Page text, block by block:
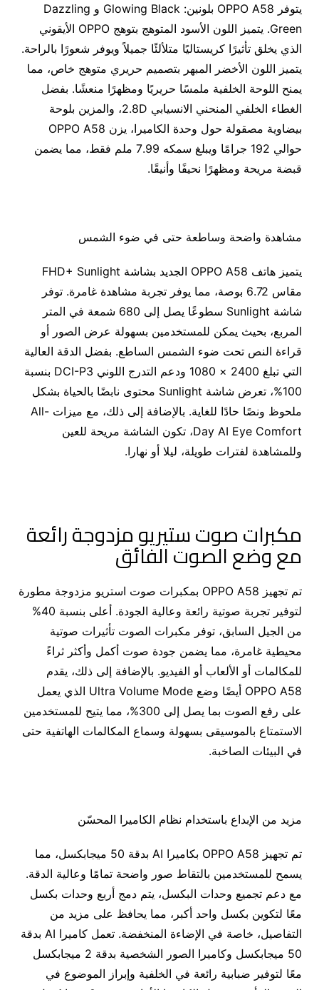
يتوفر OPPO A58 بلونين: Glowing Black و Dazzling
Green. يتميز اللون الأسود المتوهج بتوهج OPPO الأيقوني
الذي يخلق تأثيرًا كريستاليًا متلألئًا جميلاً ويوفر شعورًا بالراحة.
يتميز اللون الأخضر المبهر بتصميم حريري متوهج خاص، مما
يمنح اللوحة الخلفية ملمسًا حريريًا ومظهرًا منعشًا. بفضل
الغطاء الخلفي المنحني الانسيابي 2.8D، والمزين بلوحة
بيضاوية مصقولة حول وحدة الكاميرا، يزن OPPO A58
حوالي 192 جرامًا ويبلغ سمكه 7.99 ملم فقط، مما يضمن
قبضة مريحة ومظهرًا نحيفًا وأنيقًا.
مشاهدة واضحة وساطعة حتى في ضوء الشمس
يتميز هاتف OPPO A58 الجديد بشاشة FHD+ Sunlight
مقاس 6.72 بوصة، مما يوفر تجربة مشاهدة غامرة. توفر
شاشة Sunlight سطوعًا يصل إلى 680 شمعة في المتر
المربع، بحيث يمكن للمستخدمين بسهولة عرض الصور أو
قراءة النص تحت ضوء الشمس الساطع. بفضل الدقة العالية
التي تبلغ 2400 × 1080 ودعم التدرج اللوني DCI-P3 بنسبة
100%، تعرض شاشة Sunlight محتوى نابضًا بالحياة بشكل
ملحوظ ونصًا حادًا للغاية. بالإضافة إلى ذلك، مع ميزات All-
Day AI Eye Comfort، تكون الشاشة مريحة للعين
وللمشاهدة لفترات طويلة، ليلا أو نهارا.
مكبرات صوت ستيريو مزدوجة رائعة
مع وضع الصوت الفائق
تم تجهيز OPPO A58 بمكبرات صوت استريو مزدوجة مطورة
لتوفير تجربة صوتية رائعة وعالية الجودة. أعلى بنسبة 40%
من الجيل السابق، توفر مكبرات الصوت تأثيرات صوتية
محيطية غامرة، مما يضمن جودة صوت أكمل وأكثر ثراءً
للمكالمات أو الألعاب أو الفيديو. بالإضافة إلى ذلك، يقدم
OPPO A58 أيضًا وضع Ultra Volume Mode الذي يعمل
على رفع الصوت بما يصل إلى 300%، مما يتيح للمستخدمين
الاستمتاع بالموسيقى بسهولة وسماع المكالمات الهاتفية حتى
في البيئات الصاخبة.
مزيد من الإبداع باستخدام نظام الكاميرا المحسّن
تم تجهيز OPPO A58 بكاميرا AI بدقة 50 ميجابكسل، مما
يسمح للمستخدمين بالتقاط صور واضحة تمامًا وعالية الدقة.
مع دعم تجميع وحدات البكسل، يتم دمج أربع وحدات بكسل
معًا لتكوين بكسل واحد أكبر، مما يحافظ على مزيد من
التفاصيل، خاصة في الإضاءة المنخفضة. تعمل كاميرا AI بدقة
50 ميجابكسل وكاميرا الصور الشخصية بدقة 2 ميجابكسل
معًا لتوفير ضبابية رائعة في الخلفية وإبراز الموضوع في